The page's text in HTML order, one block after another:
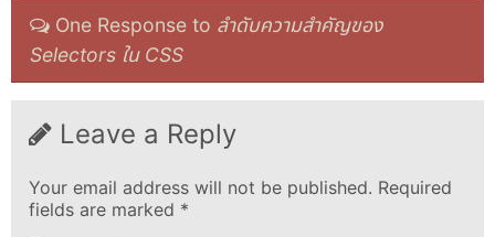
One Response to ลำดับความสำคัญของ
Selectors ใน CSS
Leave a Reply
Your email address will not be published. Required
fields are marked *